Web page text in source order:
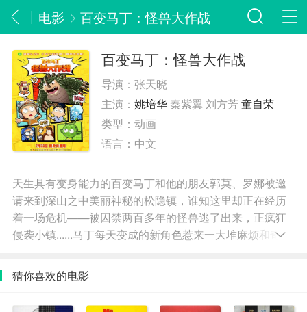
电影 百变马丁：怪兽大作战
百变马丁：怪兽大作战
导演：张天晓
主演：姚培华 秦紫翼 刘方芳童自荣
类型：动画
语言： 中文
天生具有变身能力的百变马丁和他的朋友郭莫、罗娜被邀
请来到深山之中美丽神秘的松隐镇，谁知这里却正在经历
着一场危机——被囚禁两百多年的怪兽逃了出来，正疯狂
侵袭小镇......马丁每天变成的新角色惹来一大堆麻烦和奇
浮出水面...... 故事惊险、悬疑、奇幻、温暖，在历险
过程中，曾为自己变身而苦恼的马丁领悟到：享受不完
美，开心做自己。
猜你喜欢的电影